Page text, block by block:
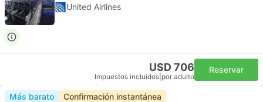
United Airlines
USD 706
Impuestos incluidos por adulto
Reservar
Más barato Confirmación instantánea